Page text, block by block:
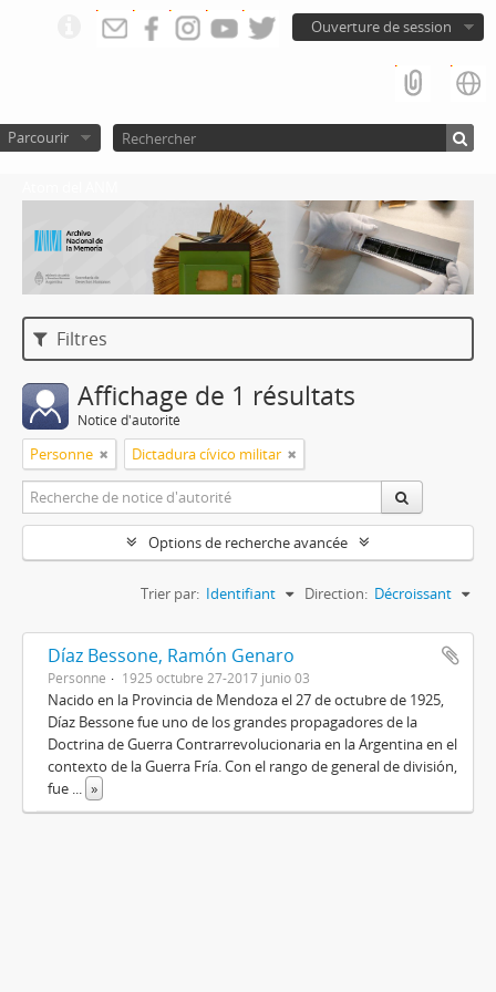
Ouverture de session
Parcourir
Filtres
Affichage de 1 résultats
Notice d'autorité
Personne Dictadura cívico militar
Options de recherche avancée
Trier par: Identifiant Direction: Décroissant
Díaz Bessone, Ramón Genaro
Personne 1925 octubre 27-2017 junio 03
Nacido en la Provincia de Mendoza el 27 de octubre de 1925,
Díaz Bessone fue uno de los grandes propagadores de la
Doctrina de Guerra Contrarrevolucionaria en la Argentina en el
contexto de la Guerra Fría. Con el rango de general de división,
fue ... »